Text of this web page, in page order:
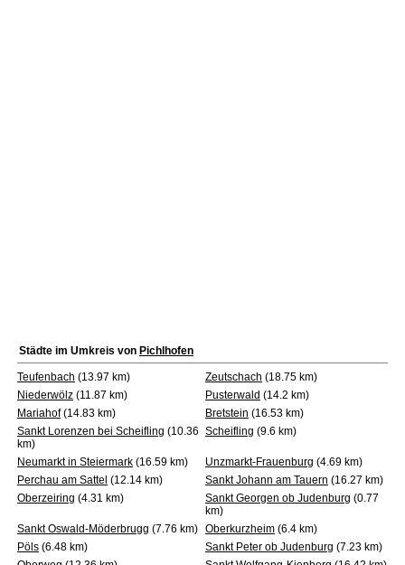
Städte im Umkreis von Pichlhofen
Teufenbach (13.97 km) Zeutschach (18.75 km)
Niederwölz (11.87 km) Pusterwald (14.2 km)
Mariahof(14.83 km) Bretstein (16.53 km)
Sankt Lorenzen bei Scheifling (10.36
km)
Scheifling (9.6 km)
Neumarkt in Steiermark (16.59 km) Unzmarkt-Frauenburg (4.69 km)
Perchau am Sattel (12.14 km) Sankt Johann am Tauern (16.27 km)
Oberzeiring (4.31 km) Sankt Georgen ob Judenburg (0.77
km)
Sankt Oswald-Möderbrugg (7.76 km) Oberkurzheim (6.4 km)
Pöls (6.48 km) Sankt Peter ob Judenburg (7.23 km)